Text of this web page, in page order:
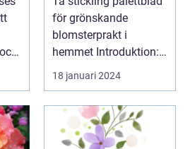
er
för grönskande
blomsterprakt i
hemmet Introduktion:
...
18 januari 2024